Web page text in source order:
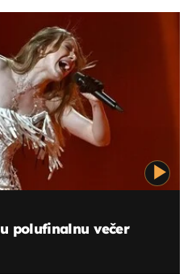
polufinalnu večer